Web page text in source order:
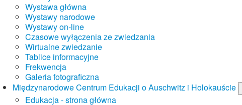
Wystawa główna
Wystawy narodowe
Wystawy on-line
Czasowe wyłączenia ze zwiedzania
Wirtualne zwiedzanie
Tablice informacyjne
Frekwencja
Galeria fotograficzna
Międzynarodowe Centrum Edukacji o Auschwitz i Holokauście
Edukacja - strona główna